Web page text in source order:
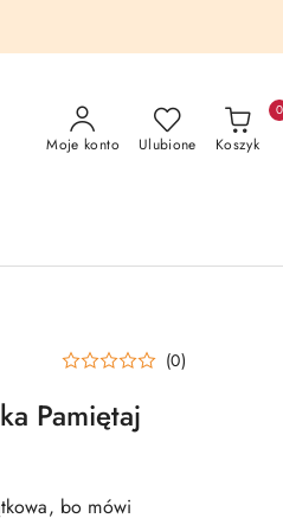
Moje konto Ulubione Koszyk
0
(0)
Pamiętaj
bo mówi